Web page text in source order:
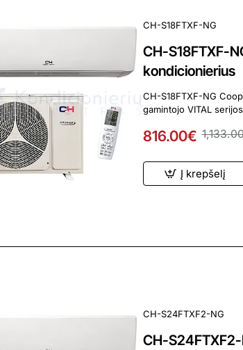
CH-S18FTXF-NG
CH-S18FTXF-
kondicionierius
CH-S18FTXF-NG Cooper
816.00€
Į krepšelį
CH-S24FTXF2-NG
CH-